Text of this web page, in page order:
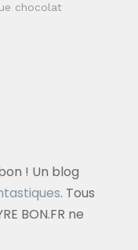
chocolat
! Un blog
. Tous
BON.FR ne